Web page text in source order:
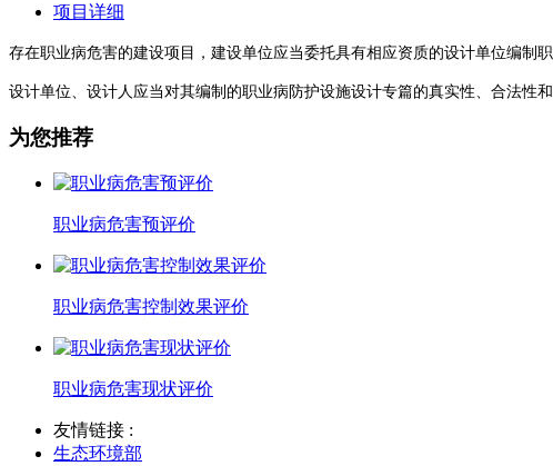
项目详细
存在职业病危害的建设项目，建设单位应当委托具有相应资质的设计单位编制
设计单位、设计人应当对其编制的职业病防护设施设计专篇的真实性、合法性和
为您推荐
职业病危害预评价
职业病危害控制效果评价
职业病危害现状评价
友情链接 :
生态环境部